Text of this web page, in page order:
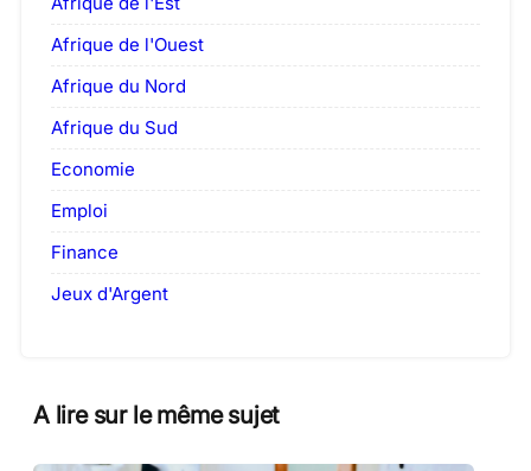
Afrique de l'Ouest
Afrique du Nord
Afrique du Sud
Economie
Emploi
Finance
Jeux d'Argent
A lire sur le même sujet